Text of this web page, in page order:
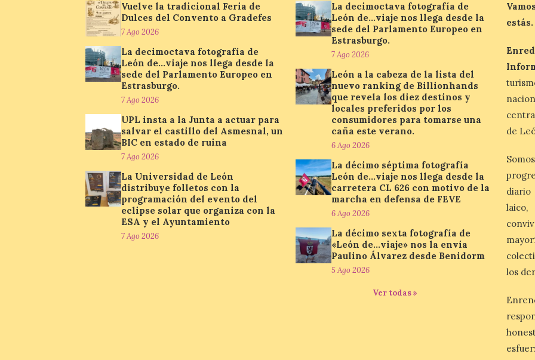
Vuelve la tradicional Feria de
Dulces del Convento a Gradefes
7 Ago 2026
La decimoctava fotografía de
León de…viaje nos llega desde la
sede del Parlamento Europeo en
Estrasburgo.
7 Ago 2026
UPL insta a la Junta a actuar para
salvar el castillo del Asmesnal, un
BIC en estado de ruina
7 Ago 2026
La Universidad de León
distribuye folletos con la
programación del evento del
eclipse solar que organiza con la
ESA y el Ayuntamiento
7 Ago 2026
La decimoctava fotografía de
León de…viaje nos llega desde la
sede del Parlamento Europeo en
Estrasburgo.
7 Ago 2026
León a la cabeza de la lista del
nuevo ranking de Billionhands
que revela los diez destinos y
locales preferidos por los
consumidores para tomarse una
caña este verano.
6 Ago 2026
La décimo séptima fotografía
León de…viaje nos llega desde la
carretera CL 626 con motivo de la
marcha en defensa de FEVE
6 Ago 2026
La décimo sexta fotografía de
«León de…viaje» nos la envía
Paulino Álvarez desde Benidorm
5 Ago 2026
Ver todas »
estás.
de
diario
los